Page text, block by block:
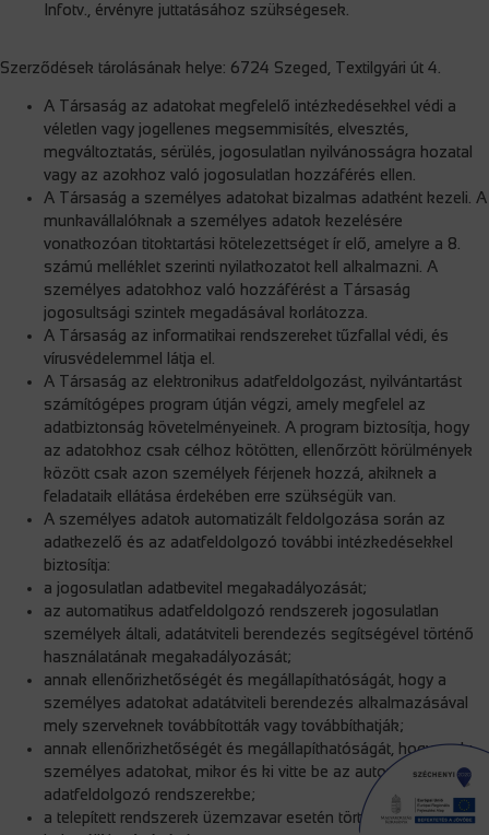
Infotv., érvényre juttatásához szükségesek.
Szerződések tárolásának helye: 6724 Szeged, Textilgyári út 4.
A Társaság az adatokat megfelelő intézkedésekkel védi a
véletlen vagy jogellenes megsemmisítés, elvesztés,
megváltoztatás, sérülés, jogosulatlan nyilvánosságra hozatal
vagy az azokhoz való jogosulatlan hozzáférés ellen.
A Társaság a személyes adatokat bizalmas adatként kezeli. A
munkavállalóknak a személyes adatok kezelésére
vonatkozóan titoktartási kötelezettséget ír elő, amelyre a 8.
számú melléklet szerinti nyilatkozatot kell alkalmazni. A
személyes adatokhoz való hozzáférést a Társaság
jogosultsági szintek megadásával korlátozza.
A Társaság az informatikai rendszereket tűzfallal védi, és
vírusvédelemmel látja el.
A Társaság az elektronikus adatfeldolgozást, nyilvántartást
számítógépes program útján végzi, amely megfelel az
adatbiztonság követelményeinek. A program biztosítja, hogy
az adatokhoz csak célhoz kötötten, ellenőrzött körülmények
között csak azon személyek férjenek hozzá, akiknek a
feladataik ellátása érdekében erre szükségük van.
A személyes adatok automatizált feldolgozása során az
adatkezelő és az adatfeldolgozó további intézkedésekkel
biztosítja:
a jogosulatlan adatbevitel megakadályozását;
az automatikus adatfeldolgozó rendszerek jogosulatlan
személyek általi, adatátviteli berendezés segítségével történő
használatának megakadályozását;
annak ellenőrizhetőségét és megállapíthatóságát, hogy a
személyes adatokat adatátviteli berendezés alkalmazásával
mely szerveknek továbbították vagy továbbíthatják;
annak ellenőrizhetőségét és megállapíthatóságát, hogy mely
személyes adatokat, mikor és ki vitte be az automatikus
adatfeldolgozó rendszerekbe;
a telepített rendszerek üzemzavar esetén történő